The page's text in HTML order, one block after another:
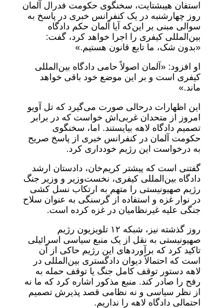
استفان هیبشتایت، سخنگوی حکومت فدرال آلمان
روز چهارشنبه در یک کنفرانس خبری در پاسخ به
سوالی مبنی بر این‌که آیا آلمان حکم دادگاه
بین‌المللی کیفری را اجرا خواهد کرد، گفت:
«بدون شک، ما تابع قانون هستیم.»
او افزود: «آلمان اصولاً حامی دادگاه بین‌المللی
کیفری است و بر این موضع خود باقی خواهد
ماند.»
این اظهارات درحالی صورت می‌گیرد که تل آویو
امروز از متحدان غربی‌اش خواست که در برابر
تصمیم دادگاه لاهه بیایستند. اما، سخنگوی
حکومت آلمان در کنفرانس خبری از پاسخ صریح
به درخواست این رژیم خودداری کرد.
گفتنی است که پیشتر کریم‌خان، دادستان ارشد
دادگاه بین‌المللی کیفری، نخست‌وزیر و وزیر جنگ
رژیم صهیونیستی را متهم به ارتکاب نسل کشی
در نوار غزه و استفاده از گرسنگی به عنوان سلاح
جنگی علیه غیرنظامیان در غزه کرده است.
روز گذشته نیز، شبکه ۱۲ تلویزیون رژیم
صهیونیستی به نقل از یک منبع سیاسی اسرائیلی
تاکید کرد که برآوردهای این رژیم حاکی از آن
است که احتمالاً دیوان دادگستری بین‌المللی در
لاهه دستور توقف کامل جنگ یا توقف حمله به
رفح را صادر کند. منبع مذکور اشاره کرد که ما نه
از نظر سیاسی و نه نظامی قصد پذیرش تصمیم
احتمالی دادگاه لاهه را نداریم.